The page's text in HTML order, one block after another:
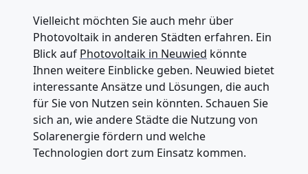
Vielleicht möchten Sie auch mehr über
Photovoltaik in anderen Städten erfahren. Ein
Blick auf Photovoltaik in Neuwied könnte
Ihnen weitere Einblicke geben. Neuwied bietet
interessante Ansätze und Lösungen, die auch
für Sie von Nutzen sein könnten. Schauen Sie
sich an, wie andere Städte die Nutzung von
Solarenergie fördern und welche
Technologien dort zum Einsatz kommen.